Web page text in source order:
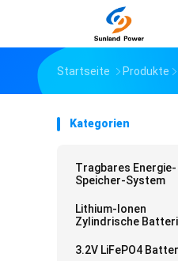
Startseite Produkte
Kategorien
Tragbares Energie-
Speicher-System
Lithium-Ionen
Zylindrische
3.2V LiFePO4